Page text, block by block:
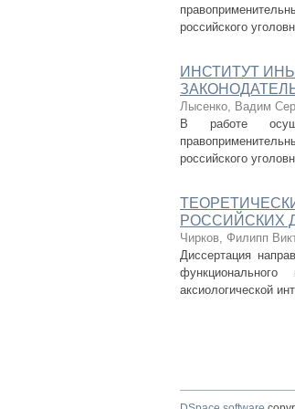
российского
ИНСТИТУТ
Лысенко, Вадим
В работе
российского
РОССИЙСКИХ
Чирков, Филипп
Диссертация
функционального
аксиологической